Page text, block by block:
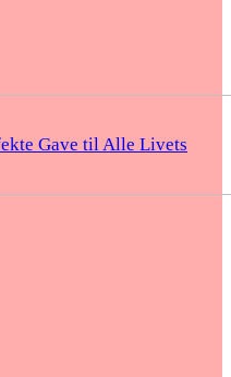
Gave til Alle Livets